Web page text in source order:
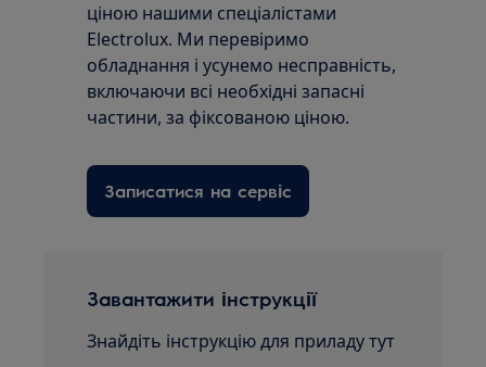
ціною нашими спеціалістами
Electrolux. Ми перевіримо
обладнання і усунемо несправність,
включаючи всі необхідні запасні
частини, за фіксованою ціною.
Записатися на сервіс
Завантажити інструкції
Знайдіть інструкцію для приладу тут